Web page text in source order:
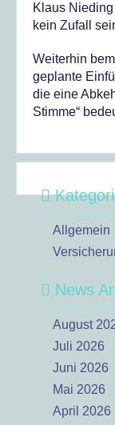
Klaus
kein Zufall
Weiterhin
geplante
die eine
Stimme“
Allgemein
News
August
Juli 2026
Juni 2026
Mai 2026
April 2026